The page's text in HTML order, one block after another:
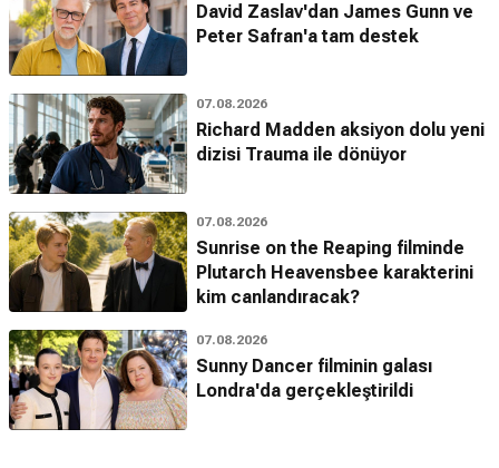
David Zaslav'dan James Gunn ve
Peter Safran'a tam destek
07.08.2026
Richard Madden aksiyon dolu yeni
dizisi Trauma ile dönüyor
07.08.2026
Sunrise on the Reaping filminde
Plutarch Heavensbee karakterini
kim canlandıracak?
07.08.2026
Sunny Dancer filminin galası
Londra'da gerçekleştirildi